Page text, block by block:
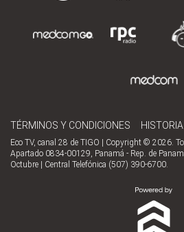
TÉRMINOS Y CONDICIONES
Eco TV, canal 28 de TIGO | Copyright © 2026.
Apartado 0834-00129, Panamá - Rep. de
Octubre | Central Telefónica (507) 390-6700.